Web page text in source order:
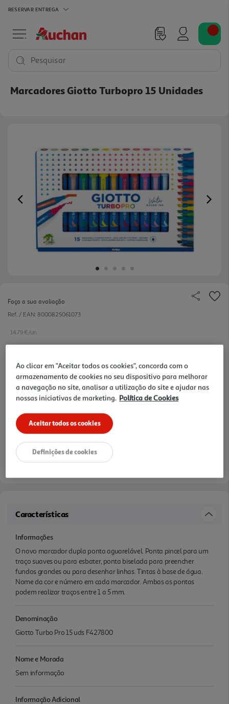
RESERVAR ENTREGA
Pesquisar
Marcadores Giotto Turbopro 15 Unidades
Previous
Faça a sua avaliação
Ref. / EAN: 8000825061073
14.79 €/un
14,79 €
Notas de preparação
Características
Informações
O novo marcador dupla ponta aguarelável. Ponta pincel para um
traço suaves ou para esbater, ponta biselada para preencher
fundos grandes ou para desenhar linhas. Tintas à base de água.
Nome da cor e número em cada marcador. Ambas as pontas
podem realizar traços entre 1 a 5 mm.
Denominação
Giotto Turbo Pro 15 uds F427800
Nome e Morada
Sem informação
Informação Adicional
Ao clicar em "Aceitar todos os cookies", concorda com o
armazenamento de cookies no seu dispositivo para melhorar
a navegação no site, analisar a utilização do site e ajudar nas
nossas iniciativas de marketing. Política de Cookies
Aceitar todos os cookies
Definições de cookies